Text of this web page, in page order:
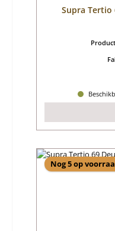
Supra Tertio
Nog 5 op